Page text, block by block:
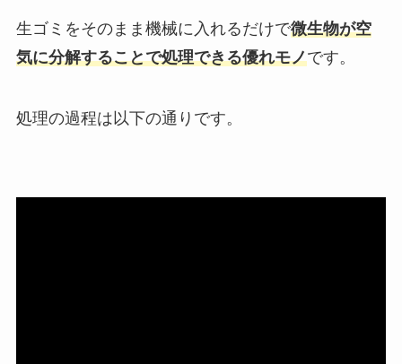
生ゴミをそのまま機械に入れるだけで微生物が空
気に分解することで処理できる優れモノです。
処理の過程は以下の通りです。